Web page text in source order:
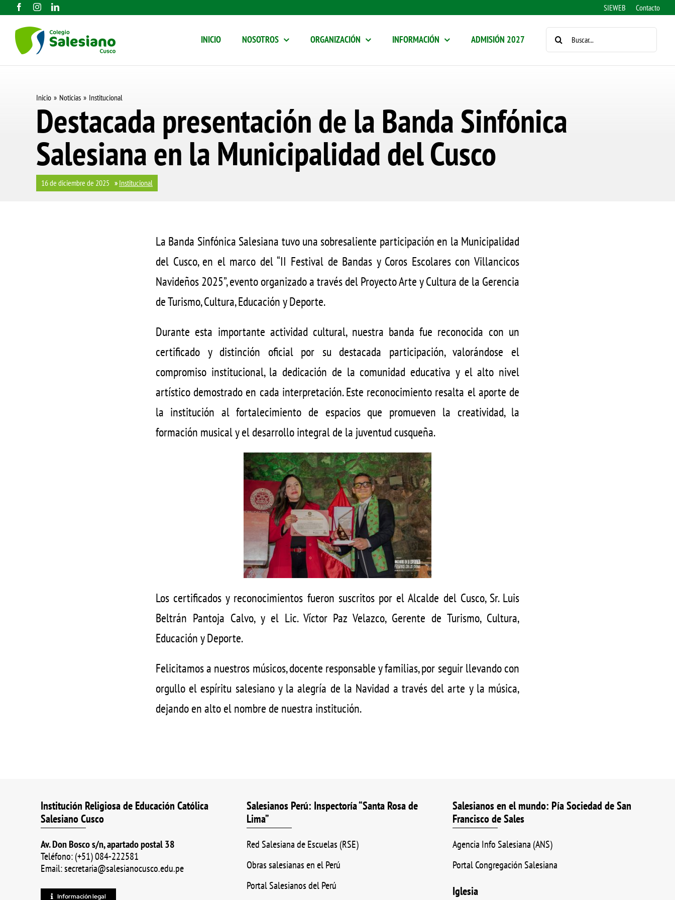
Saltar
contenido
SIEWEB Contacto
INICIO NOSOTROS ORGANIZACIÓN INFORMACIÓN ADMISIÓN 2027 BUSCAR:
Inicio Noticias Institucional
Destacada presentación de la Banda Sinfónica
Salesiana en la Municipalidad del Cusco
16 de diciembre de 2025 » Institucional
La Banda Sinfónica Salesiana tuvo una sobresaliente participación en la Municipalidad
del Cusco, en el marco del “II Festival de Bandas y Coros Escolares con Villancicos
Navideños 2025”, evento organizado a través del Proyecto Arte y Cultura de la Gerencia
de Turismo, Cultura, Educación y Deporte.
Durante esta importante actividad cultural, nuestra banda fue reconocida con un
certificado y distinción oficial por su destacada participación, valorándose el
compromiso institucional, la dedicación de la comunidad educativa y el alto nivel
artístico demostrado en cada interpretación. Este reconocimiento resalta el aporte de
la institución al fortalecimiento de espacios que promueven la creatividad, la
formación musical y el desarrollo integral de la juventud cusqueña.
Los certificados y reconocimientos fueron suscritos por el Alcalde del Cusco, Sr. Luis
Beltrán Pantoja Calvo, y el Lic. Víctor Paz Velazco, Gerente de Turismo, Cultura,
Educación y Deporte.
Felicitamos a nuestros músicos, docente responsable y familias, por seguir llevando con
orgullo el espíritu salesiano y la alegría de la Navidad a través del arte y la música,
dejando en alto el nombre de nuestra institución.
Institución Religiosa de Educación Católica
Salesiano Cusco
Av. Don Bosco s/n, apartado postal 38
Teléfono: (+51) 084-222581
Email: secretaria@salesianocusco.edu.pe
Información legal
Salesianos Perú: Inspectoría “Santa Rosa de
Lima”
Red Salesiana de Escuelas (RSE)
Obras salesianas en el Perú
Portal Salesianos del Perú
Salesianos en el mundo: Pía Sociedad de San
Francisco de Sales
Agencia Info Salesiana (ANS)
Portal Congregación Salesiana
Iglesia